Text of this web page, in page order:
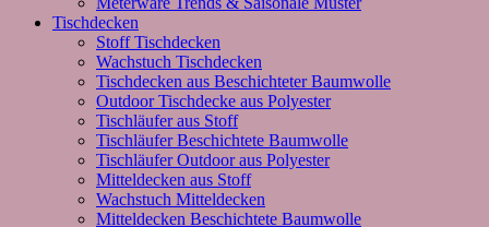
Tischdecken
Stoff Tischdecken
Wachstuch Tischdecken
Tischdecken aus Beschichteter Baumwolle
Outdoor Tischdecke aus Polyester
Tischläufer aus Stoff
Tischläufer Beschichtete Baumwolle
Tischläufer Outdoor aus Polyester
Mitteldecken aus Stoff
Wachstuch Mitteldecken
Mitteldecken Beschichtete Baumwolle